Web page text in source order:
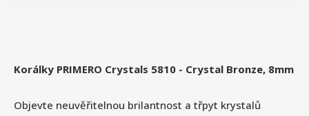
Korálky PRIMERO Crystals 5810 - Crystal Bronze, 8mm
Objevte neuvěřitelnou brilantnost a třpyt krystalů